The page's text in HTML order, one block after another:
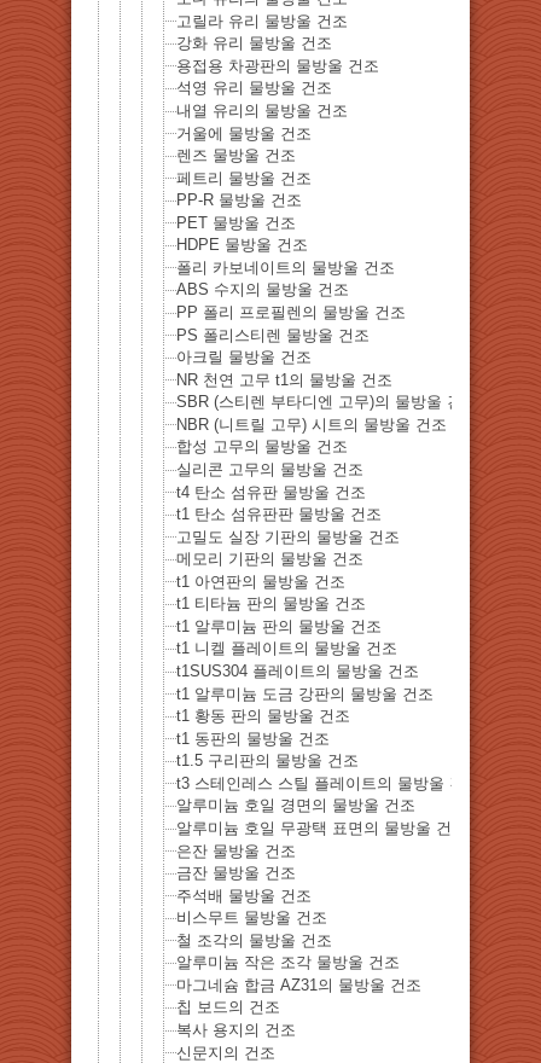
고릴라 유리 물방울 건조
강화 유리 물방울 건조
용접용 차광판의 물방울 건조
석영 유리 물방울 건조
내열 유리의 물방울 건조
거울에 물방울 건조
렌즈 물방울 건조
페트리 물방울 건조
PP-R 물방울 건조
PET 물방울 건조
HDPE 물방울 건조
폴리 카보네이트의 물방울 건조
ABS 수지의 물방울 건조
PP 폴리 프로필렌의 물방울 건조
PS 폴리스티렌 물방울 건조
아크릴 물방울 건조
NR 천연 고무 t1의 물방울 건조
SBR (스티렌 부타디엔 고무)의 물방울 건조
NBR (니트릴 고무) 시트의 물방울 건조
합성 고무의 물방울 건조
실리콘 고무의 물방울 건조
t4 탄소 섬유판 물방울 건조
t1 탄소 섬유판판 물방울 건조
고밀도 실장 기판의 물방울 건조
메모리 기판의 물방울 건조
t1 아연판의 물방울 건조
t1 티타늄 판의 물방울 건조
t1 알루미늄 판의 물방울 건조
t1 니켈 플레이트의 물방울 건조
t1SUS304 플레이트의 물방울 건조
t1 알루미늄 도금 강판의 물방울 건조
t1 황동 판의 물방울 건조
t1 동판의 물방울 건조
t1.5 구리판의 물방울 건조
t3 스테인레스 스틸 플레이트의 물방울 건조
알루미늄 호일 경면의 물방울 건조
알루미늄 호일 무광택 표면의 물방울 건조
은잔 물방울 건조
금잔 물방울 건조
주석배 물방울 건조
비스무트 물방울 건조
철 조각의 물방울 건조
알루미늄 작은 조각 물방울 건조
마그네슘 합금 AZ31의 물방울 건조
칩 보드의 건조
복사 용지의 건조
신문지의 건조